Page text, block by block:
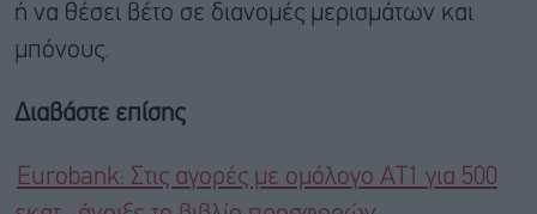
ή να θέσει βέτο σε διανομές μερισμάτων και
μπόνους.
Διαβάστε επίσης
Eurobank: Στις αγορές με ομόλογο AT1 για 500